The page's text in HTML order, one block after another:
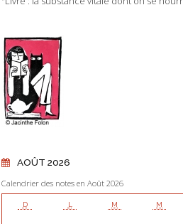
AOÛT 2026
Calendrier des notes en Août 2026
D L M M